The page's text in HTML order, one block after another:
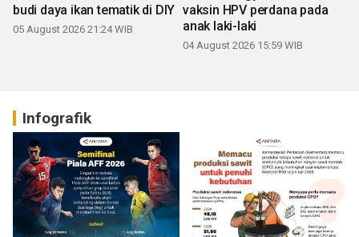
budi daya ikan tematik di DIY
05 August 2026 21:24 WIB
vaksin HPV perdana pada
anak laki-laki
04 August 2026 15:59 WIB
Infografik